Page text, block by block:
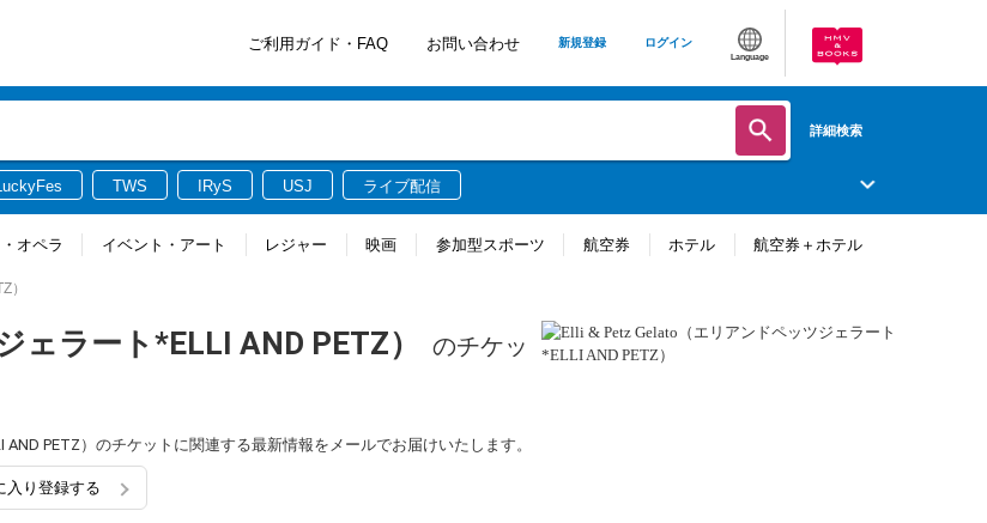
ご利用ガイド・FAQ お問い合わせ 新規登録 ログイン
Language
詳細検索
TWS IRyS USJ ライブ配信
オペラ イベント・アート レジャー 映画 参加型スポーツ 航空券 ホテル 航空券＋ホテル
）
ラート*ELLI AND PETZ）
のチケッ
PETZ）のチケットに関連する最新情報をメールでお届けいたします。
入り登録する